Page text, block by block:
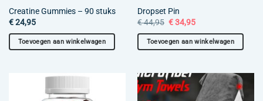
Creatine Gummies – 90 stuks
€24,95
Toevoegen aan winkelwagen
Dropset Pin
€44,95 Oorspronkelijke
was:
€ 44,95.
€34,95Huidige
is:
€ 34,95.
Toevoegen aan winkelwagen